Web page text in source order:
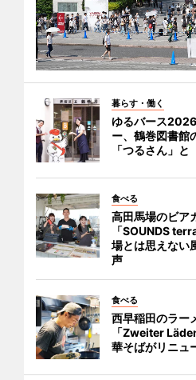
暮らす・働く
ゆるバース
ー、鶴巻図書館
「つるさん」と
食べる
高田馬場のビア
「SOUNDS
場とは思えない
声
食べる
西早稲田のラー
「Zweiter
華そばがリニュ